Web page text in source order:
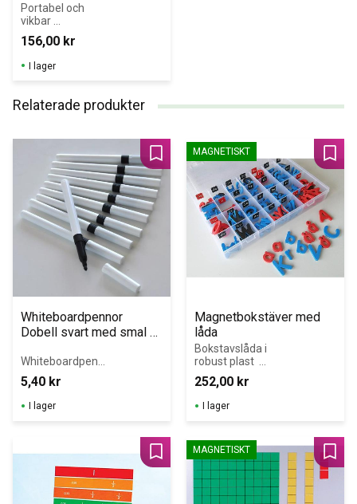
Portabel och
vikbar
magnetisk
whiteboardtavla
som kan
användas både
och i
grupparbete.
156,00 kr
I lager
Relaterade produkter
Whiteboardpennor
Dobell svart med smal
Whiteboardpenn
or med smal
spets som till
exempel passar
perfekt till våra
5,40 kr
Lägg till i favoriter
I lager
Magnetbokstäver med
låda
Bokstavslåda i
robust plast
med 188
magnetbokstäve
r i foam
(svenska
252,00 kr
MAGNETISKT
I lager
Lägg till i favoriter
MAGNETISKT